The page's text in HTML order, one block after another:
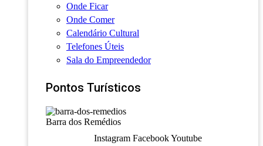
Onde Ficar
Onde Comer
Calendário Cultural
Telefones Úteis
Sala do Empreendedor
Pontos Turísticos
Barra dos Remédios
Instagram Facebook Youtube